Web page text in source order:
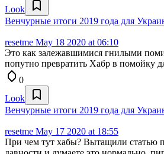
Look
Венчурные итоги 2019 года для
resetme May 18 2020 at 06:10
Это как залежавшимися гнилыми
попутно превратить Хабр в помойку
0
Look
Венчурные итоги 2019 года для
resetme May 17 2020 at 18:55
При чем тут хабы? Вытащили статью